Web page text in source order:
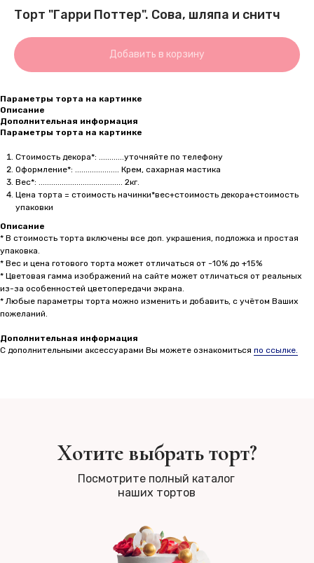
Торт "Гарри Поттер". Сова, шляпа и снитч
Добавить в корзину
Параметры торта на картинке
Описание
Дополнительная информация
Параметры торта на картинке
Стоимость декора*: ............уточняйте по телефону
Оформление*: ..................... Крем, сахарная мастика
Вес*: ........................................ 2кг.
Цена торта = стоимость начинки*вес+стоимость декора+стоимость
упаковки
Описание
* В стоимость торта включены все доп. украшения, подложка и простая
упаковка.
* Вес и цена готового торта может отличаться от -10% до +15%
* Цветовая гамма изображений на сайте может отличаться от реальных
из-за особенностей цветопередачи экрана.
* Любые параметры торта можно изменить и добавить, с учётом Ваших
пожеланий.
Дополнительная информация
С дополнительными аксессуарами Вы можете ознакомиться по ссылке.
Хотите выбрать торт?
Посмотрите полный каталог
наших тортов